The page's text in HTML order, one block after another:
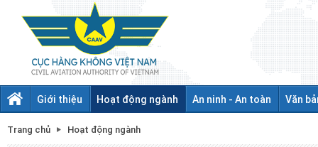
Giới thiệu Hoạt động ngành An ninh - An toàn Văn
Trang chủ Hoạt động ngành